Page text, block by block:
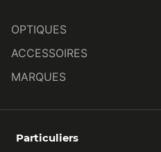
OPTIQUES
ACCESSOIRES
MARQUES
Particuliers